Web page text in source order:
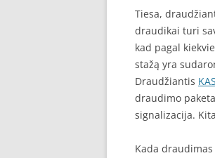
Tiesa,
draudikai turi
kad pagal
stažą yra
Draudžiantis
draudimo
signalizacija.
Kada